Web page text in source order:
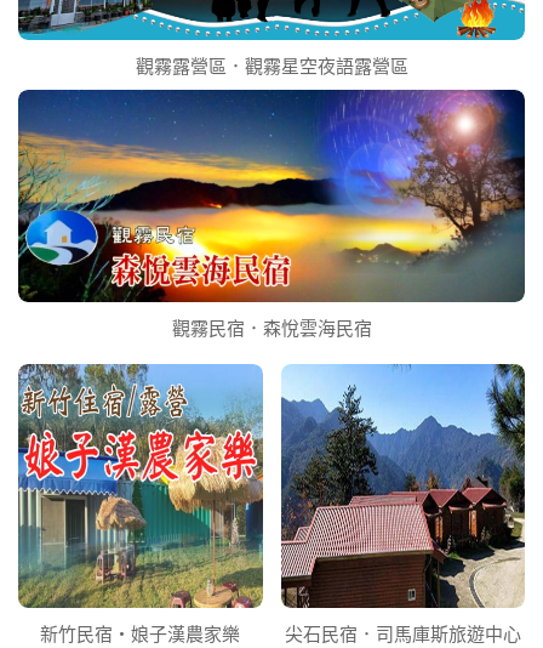
觀霧露營區．觀霧星空夜語露營區
觀霧民宿．森悅雲海民宿
新竹民宿‧娘子漢農家樂 尖石民宿．司馬庫斯旅遊中心